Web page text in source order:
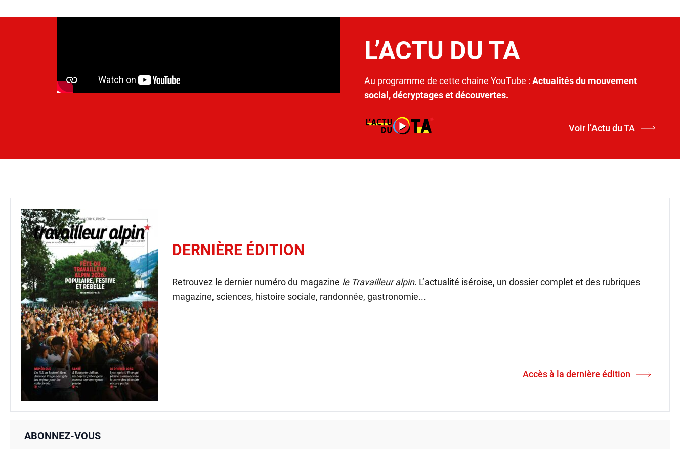
L’ACTU DU TA
Au programme de cette chaine YouTube : Actualités du mouvement
social, décryptages et découvertes.
Voir l’Actu du TA
DERNIÈRE ÉDITION
Retrouvez le dernier numéro du magazine le Travailleur alpin. L’actualité iséroise, un dossier complet et des rubriques
magazine, sciences, histoire sociale, randonnée, gastronomie...
Accès à la dernière édition
ABONNEZ-VOUS